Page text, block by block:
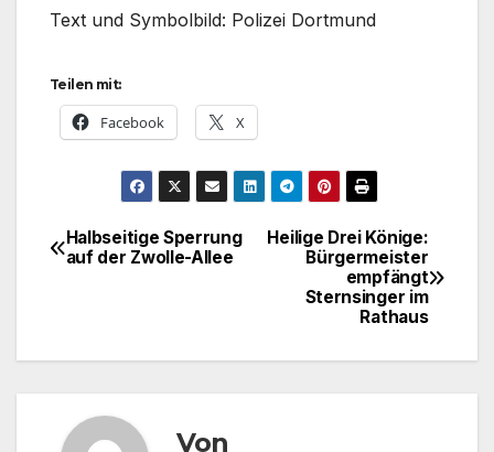
Text und Symbolbild: Polizei Dortmund
Teilen mit:
Facebook X
Beitragsnavigation
Heilige Drei Könige:
Bürgermeister
empfängt
Sternsinger im
Rathaus
Halbseitige Sperrung
auf der Zwolle-Allee
Von